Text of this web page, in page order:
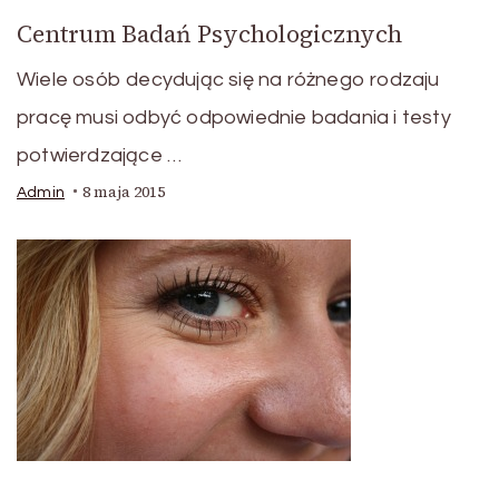
Centrum Badań Psychologicznych
Wiele osób decydując się na różnego rodzaju
pracę musi odbyć odpowiednie badania i testy
potwierdzające …
Admin 8 maja 2015